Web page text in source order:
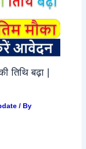
बढ़ा |
/ By